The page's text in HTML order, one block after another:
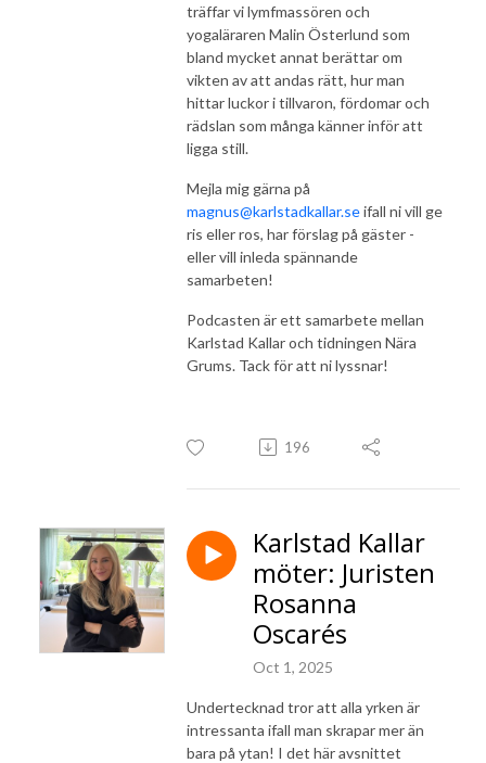
träffar vi lymfmassören och
yogaläraren Malin Österlund som
bland mycket annat berättar om
vikten av att andas rätt, hur man
hittar luckor i tillvaron, fördomar och
rädslan som många känner inför att
ligga still.
Mejla mig gärna på
magnus@karlstadkallar.seifall ni vill ge
ris eller ros, har förslag på gäster -
eller vill inleda spännande
samarbeten!
Podcasten är ett samarbete mellan
Karlstad Kallar och tidningen Nära
Grums. Tack för att ni lyssnar!
196
Karlstad Kallar
möter: Juristen
Rosanna
Oscarés
Oct 1, 2025
Undertecknad tror att alla yrken är
intressanta ifall man skrapar mer än
bara på ytan! I det här avsnittet